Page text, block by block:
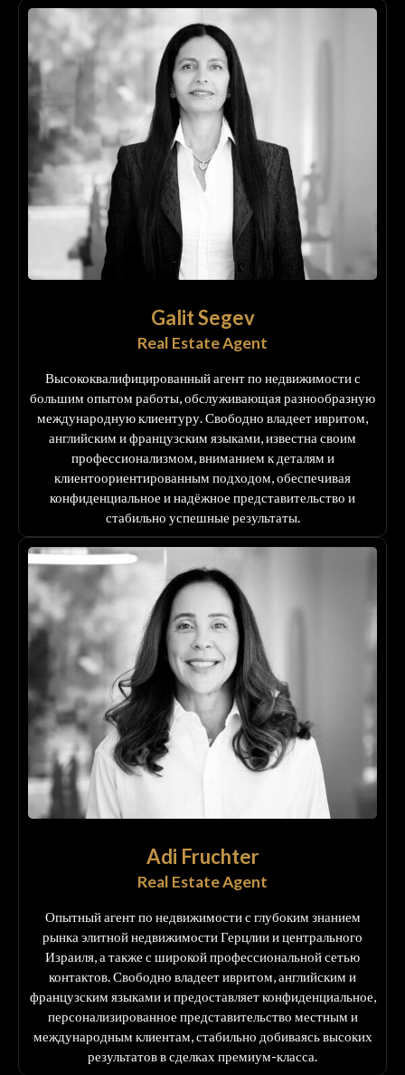
Galit Segev
Real Estate Agent
Высококвалифицированный агент по недвижимости с
большим опытом работы, обслуживающая разнообразную
международную клиентуру. Свободно владеет ивритом,
английским и французским языками, известна своим
профессионализмом, вниманием к деталям и
клиентоориентированным подходом, обеспечивая
конфиденциальное и надёжное представительство и
стабильно успешные результаты.
Adi Fruchter
Real Estate Agent
Опытный агент по недвижимости с глубоким знанием
рынка элитной недвижимости Герцлии и центрального
Израиля, а также с широкой профессиональной сетью
контактов. Свободно владеет ивритом, английским и
французским языками и предоставляет конфиденциальное,
персонализированное представительство местным и
международным клиентам, стабильно добиваясь высоких
результатов в сделках премиум-класса.